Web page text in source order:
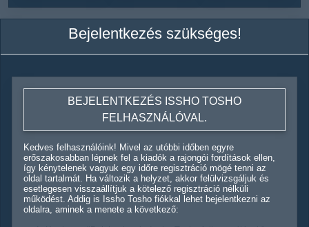
Bejelentkezés szükséges!
BEJELENTKEZÉS ISSHO TOSHO
FELHASZNÁLÓVAL.
Kedves felhasználóink! Mivel az utóbbi időben egyre
erőszakosabban lépnek fel a kiadók a rajongói fordítások ellen,
így kénytelenek vagyuk egy időre regisztráció mögé tenni az
oldal tartalmát. Ha változik a helyzet, akkor felülvizsgáljuk és
esetlegesen visszaállítjuk a kötelező regisztráció nélküli
működést. Addig is Issho Tosho fiókkal lehet bejelentkezni az
oldalra, aminek a menete a következő: